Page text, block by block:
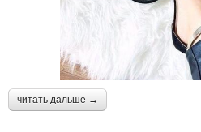
читать дальше →